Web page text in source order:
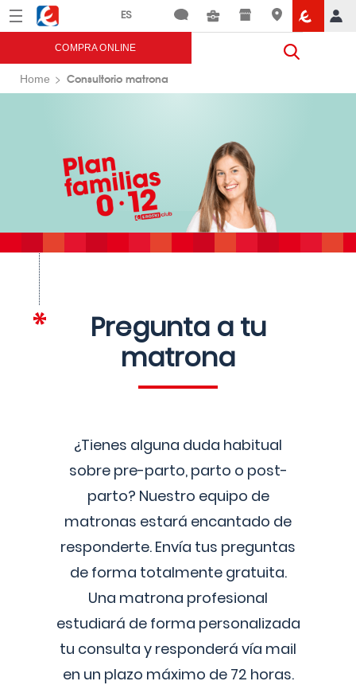
Menú Eroski
COMPRA ONLINE
Home Consultorio matrona
Pregunta a tu
matrona
¿Tienes alguna duda habitual
sobre pre-parto, parto o post-
parto? Nuestro equipo de
matronas estará encantado de
responderte. Envía tus preguntas
de forma totalmente gratuita.
Una matrona profesional
estudiará de forma personalizada
tu consulta y responderá vía mail
en un plazo máximo de 72 horas.